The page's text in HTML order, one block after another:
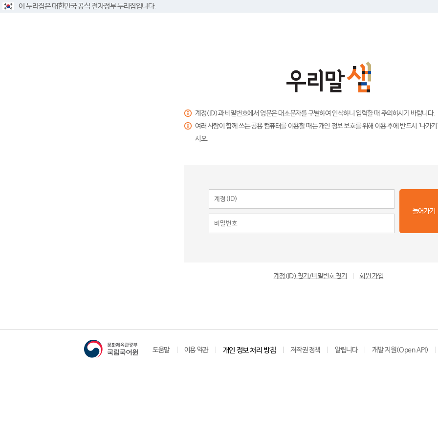
이 누리집은 대한민국 공식 전자정부 누리집입니다.
계정(ID)과 비밀번호에서 영문은 대소문자를 구별하여 인식하니 입력할 때 주의하시기 바랍니다.
여러 사람이 함께 쓰는 공용 컴퓨터를 이용할 때는 개인 정보 보호를 위해 이용 후에 반드시 '나가
시오.
들어가기
계정(ID) 찾기/비밀번호 찾기 회원 가입
도움말 이용 약관 개인 정보 처리 방침 저작권 정책 알립니다 개발 지원(Open API)